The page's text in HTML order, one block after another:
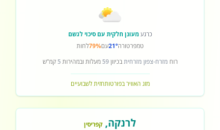
כרגעמעונן חלקית עם סיכוי לגשם
טמפרטורה21°עם79%לחות
רוח מזרח-צפון מזרחיתבכיוון59 מעלות ובמהירות 5 קמ"ש
מזג האוויר בפורטותחזית לשבועיים
לרנקה, קפריסין